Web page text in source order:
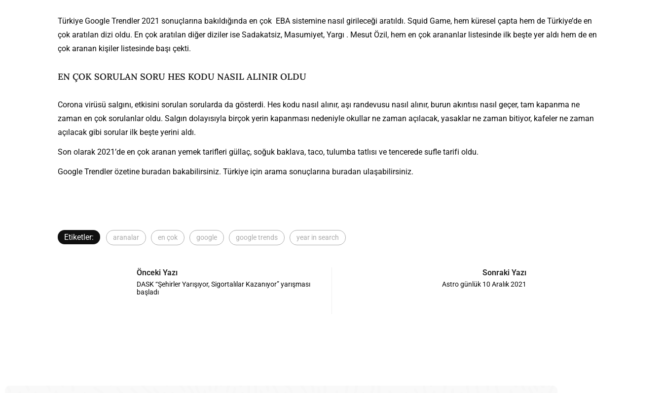
Türkiye Google Trendler 2021 sonuçlarına bakıldığında en çok EBA sistemine nasıl girileceği aratıldı. Squid Game, hem küresel çapta hem de Türkiye’de en
çok aratılan dizi oldu. En çok aratılan diğer diziler ise Sadakatsiz, Masumiyet, Yargı . Mesut Özil, hem en çok arananlar listesinde ilk beşte yer aldı hem de en
çok aranan kişiler listesinde başı çekti.
EN ÇOK SORULAN SORU HES KODU NASIL ALINIR OLDU
Corona virüsü salgını, etkisini sorulan sorularda da gösterdi. Hes kodu nasıl alınır, aşı randevusu nasıl alınır, burun akıntısı nasıl geçer, tam kapanma ne
zaman en çok sorulanlar oldu. Salgın dolayısıyla birçok yerin kapanması nedeniyle okullar ne zaman açılacak, yasaklar ne zaman bitiyor, kafeler ne zaman
açılacak gibi sorular ilk beşte yerini aldı.
Son olarak 2021’de en çok aranan yemek tarifleri güllaç, soğuk baklava, taco, tulumba tatlısı ve tencerede sufle tarifi oldu.
Google Trendler özetine buradan bakabilirsiniz. Türkiye için arama sonuçlarına buradan ulaşabilirsiniz.
Etiketler: aranalar en çok google google trends year in search
Önceki Yazı
DASK “Şehirler Yarışıyor, Sigortalılar Kazanıyor” yarışması
başladı
Sonraki Yazı
Astro günlük 10 Aralık 2021